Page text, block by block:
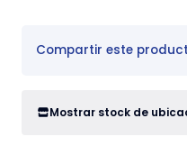
Compartir este
Mostrar stock de